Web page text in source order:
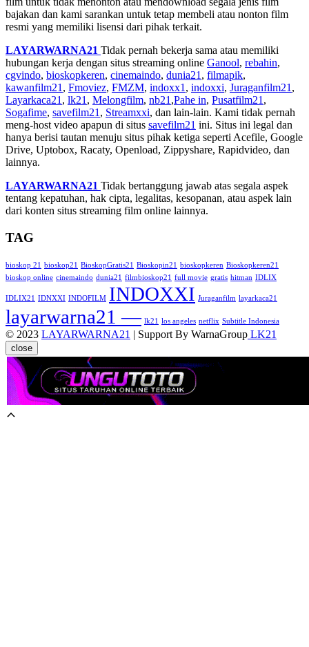
bajakan dan kami sarankan untuk tetap membeli atau nonton film
resmi yang memiliki lisensi dari pihak terkait.
LAYARWARNA21 Tidak pernah bekerja sama atau memiliki
hubungan kerja dengan situs streaming online Ganool, rebahin,
cgvindo, bioskopkeren, cinemaindo, dunia21 , filmapik,
kawanfilm21 , Fmoviez, FMZM, indoxx1 , indoxxi, Juraganfilm21 ,
Layarkaca21 , lk21 , Melongfilm, nb21 ,Pahe in, Pusatfilm21 ,
Sogafime, savefilm21 , Streamxxi, dan lain-lain. Kami tidak pernah
meng-host video apapun di situs savefilm21 ini. Situs ini legal dan
hanya berisi tautan menuju situs pihak ketiga seperti Acefile, Google
Drive, Uptobox, Racaty, Openload, Zippyshare, Rapidvideo, dan
lainnya.
LAYARWARNA21 Tidak bertanggung jawab atas segala aspek
tentang kepatuhan, hak cipta, legalitas, kesopanan, atau aspek lain
dari konten situs streaming film online lainnya.
TAG
bioskop 21 bioskop21 BioskopGratis21 Bioskopin21 bioskopkeren Bioskopkeren21
bioskop online cinemaindo dunia21 filmbioskop21 full movie gratis hitman IDLIX
IDLIX21 IDNXXI INDOFILM INDOXXI Juraganfilm layarkaca21
layarwarna21 — lk21 los angeles netflix Subtitle Indonesia
© 2023 LAYARWARNA21 | Support By WarnaGroup LK21
close